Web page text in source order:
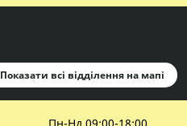
Показати всі відділення на мапі